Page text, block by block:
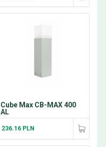
Cube Max CB-MAX 400
AL
236.16 PLN